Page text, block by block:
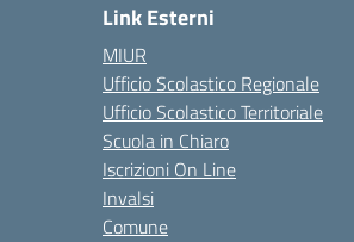
Link Esterni
MIUR
Ufficio Scolastico Regionale
Ufficio Scolastico Territoriale
Scuola in Chiaro
Iscrizioni On Line
Invalsi
Comune